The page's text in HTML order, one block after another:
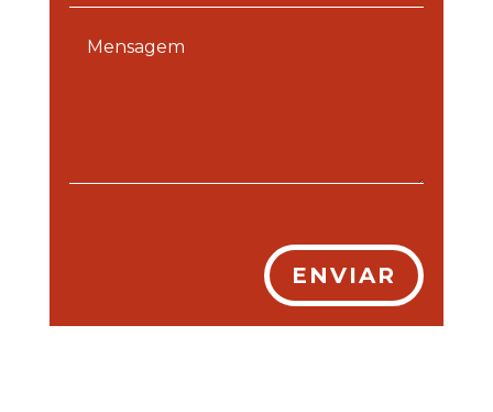
ENVIAR